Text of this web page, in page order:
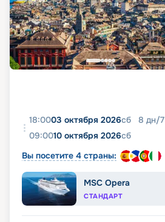
18:0003 октября 2026сб 8 дн/7
09:0010 октября 2026сб
Вы посетите 4 страны:
MSC Opera
СТАНДАРТ